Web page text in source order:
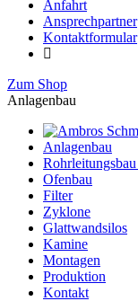
Anfahrt
Ansprechpartner
Kontaktformular
Zum Shop
Anlagenbau
Anlagenbau
Ofenbau
Filter
Zyklone
Glattwandsilos
Kamine
Montagen
Produktion
Kontakt